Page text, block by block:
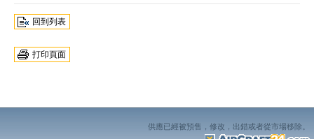
回到列表
打印頁面
供應已經被預售，修改，出錯或者從市場移除。